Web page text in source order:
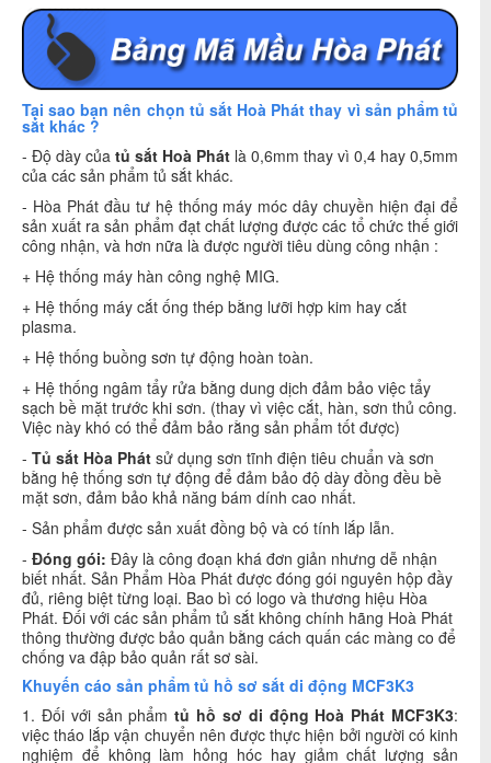
Tại sao bạn nên chọn tủ sắt Hoà Phát thay vì sản phẩm tủ
sắt khác ?
- Độ dày của tủ sắt Hoà Phát là 0,6mm thay vì 0,4 hay 0,5mm
của các sản phẩm tủ sắt khác.
- Hòa Phát đầu tư hệ thống máy móc dây chuyền hiện đại để
sản xuất ra sản phẩm đạt chất lượng được các tổ chức thế giới
công nhận, và hơn nữa là được người tiêu dùng công nhận :
+ Hệ thống máy hàn công nghệ MIG.
+ Hệ thống máy cắt ống thép bằng lưỡi hợp kim hay cắt
plasma.
+ Hệ thống buồng sơn tự động hoàn toàn.
+ Hệ thống ngâm tẩy rửa bằng dung dịch đảm bảo việc tẩy
sạch bề mặt trước khi sơn. (thay vì việc cắt, hàn, sơn thủ công.
Việc này khó có thể đảm bảo rằng sản phẩm tốt được)
- Tủ sắt Hòa Phát sử dụng sơn tĩnh điện tiêu chuẩn và sơn
bằng hệ thống sơn tự động để đảm bảo độ dày đồng đều bề
mặt sơn, đảm bảo khả năng bám dính cao nhất.
- Sản phẩm được sản xuất đồng bộ và có tính lắp lẫn.
- Đóng gói: Đây là công đoạn khá đơn giản nhưng dễ nhận
biết nhất. Sản Phẩm Hòa Phát được đóng gói nguyên hộp đầy
đủ, riêng biệt từng loại. Bao bì có logo và thương hiệu Hòa
Phát. Đối với các sản phẩm tủ sắt không chính hãng Hoà Phát
thông thường được bảo quản bằng cách quấn các màng co để
chống va đập bảo quản rất sơ sài.
Khuyến cáo sản phẩm tủ hồ sơ sắt di động MCF3K3
1. Đối với sản phẩmtủ hồ sơ di động Hoà Phát MCF3K3:
việc tháo lắp vận chuyển nên được thực hiện bởi người có kinh
nghiệm để không làm hỏng hóc hay giảm chất lượng sản